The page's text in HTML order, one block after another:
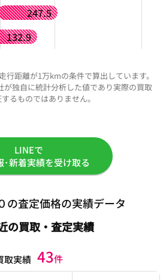
247.5
132.9
距離が1万kmの条件で算出しています。
独自に統計分析した値であり実際の買取
るものではありません。
LINEで
･新着実績を受け取る
の査定価格の実績データ
の買取・査定実績
取実績 43件